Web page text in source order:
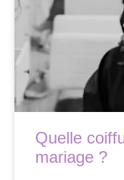
Quelle
mariage ?